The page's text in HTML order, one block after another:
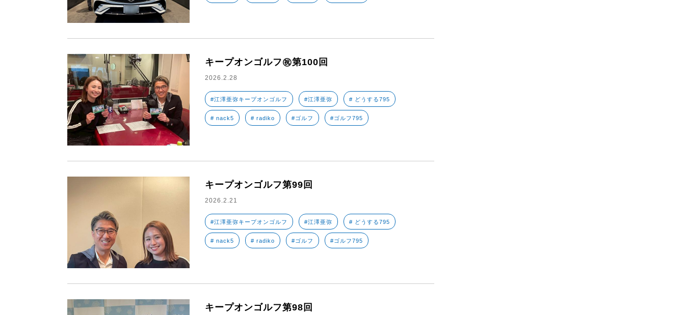
キープオンゴルフ㊗️第100回
2026.2.28
#江澤亜弥キープオンゴルフ #江澤亜弥 # どうする795
# nack5 # radiko #ゴルフ #ゴルフ795
キープオンゴルフ第99回
2026.2.21
#江澤亜弥キープオンゴルフ #江澤亜弥 # どうする795
# nack5 # radiko #ゴルフ #ゴルフ795
キープオンゴルフ第98回